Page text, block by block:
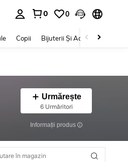
0 0
Copii Bijuterii Și Accesorii
Urmărește
6 Urmăritori
Informații produs